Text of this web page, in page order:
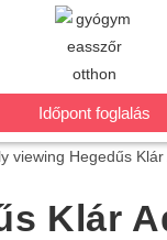
Időpont foglalás
Klár